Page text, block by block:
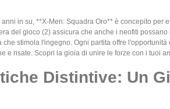
in su, **X-Men: Squadra Oro** è concepito
del gioco (2) assicura che anche i neofiti
che stimola l'ingegno. Ogni partita offre
e risate. Scopri la gioia di unire le forze con i tuoi
Distintive: Un